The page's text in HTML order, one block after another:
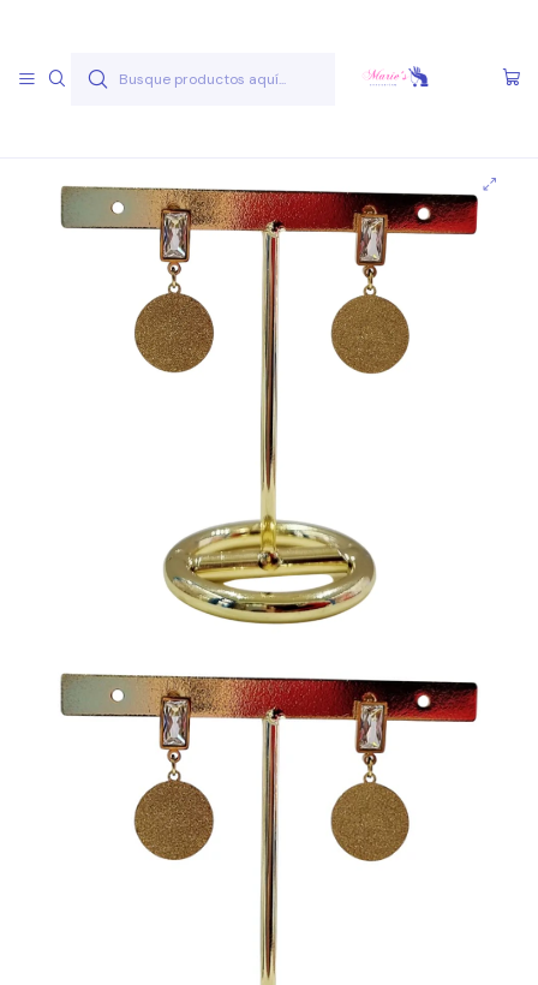
Inicio Joyas Acero Quirúgico Aros Acero Quirúgico
Aros A.Q. Dorados Aro AQ D 42